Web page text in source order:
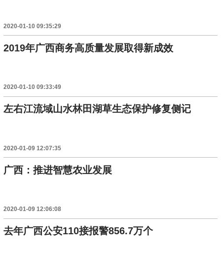
2020-01-10 09:35:29
2019年广西商务高质量发展取得新成效
2020-01-10 09:33:49
左右江流域山水林田湖草生态保护修复侧记
2020-01-09 12:07:35
广西：推进智慧农业发展
2020-01-09 12:06:08
去年广西公安110接报警856.7万个